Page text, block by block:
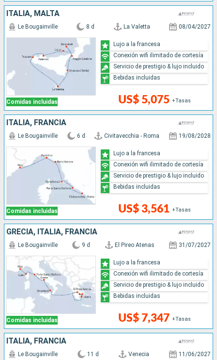
ITALIA, MALTA
Comidas incluidas
Le Bougainville 8 d La Valetta 08/04/2027
US$ 5,075 +Tasas
Lujo a la francesa
Conexión wifi ilimitado de cortesía
Servicio de prestigio & lujo incluido
Bebidas incluidas
ITALIA, FRANCIA
Comidas incluidas
Le Bougainville 6 d Civitavecchia - Roma 19/08/2028
US$ 3,561 +Tasas
Lujo a la francesa
Conexión wifi ilimitado de cortesía
Servicio de prestigio & lujo incluido
Bebidas incluidas
GRECIA, ITALIA, FRANCIA
Comidas incluidas
Le Bougainville 9 d El Pireo Atenas 31/07/2027
US$ 7,347 +Tasas
Lujo a la francesa
Conexión wifi ilimitado de cortesía
Servicio de prestigio & lujo incluido
Bebidas incluidas
ITALIA, FRANCIA
Le Bougainville 11 d Venecia 11/06/2027